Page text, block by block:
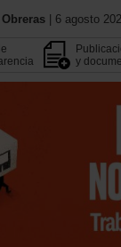
| 6 agosto
y